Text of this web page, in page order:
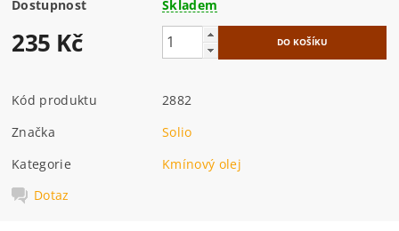
Dostupnost Skladem
235 Kč
Kód produktu
2882
Značka
Solio
Kategorie
Kmínový olej
Dotaz